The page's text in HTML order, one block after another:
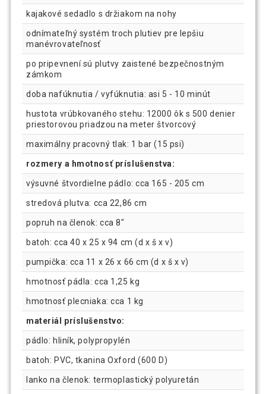
kajakové sedadlo s držiakom na nohy
odnímateľný systém troch plutiev pre lepšiu
manévrovateľnosť
po pripevnení sú plutvy zaistené bezpečnostným
zámkom
doba nafúknutia / vyfúknutia: asi 5 - 10 minút
hustota vrúbkovaného stehu: 12000 ôk s 500 denier
priestorovou priadzou na meter štvorcový
maximálny pracovný tlak: 1 bar (15 psi)
rozmery a hmotnosť príslušenstva:
výsuvné štvordielne pádlo: cca 165 - 205 cm
stredová plutva: cca 22,86 cm
popruh na členok: cca 8"
batoh: cca 40 x 25 x 94 cm (d x š x v)
pumpička: cca 11 x 26 x 66 cm (d x š x v)
hmotnosť pádla: cca 1,25 kg
hmotnosť plecniaka: cca 1 kg
materiál príslušenstvo:
pádlo: hliník, polypropylén
batoh: PVC, tkanina Oxford (600 D)
lanko na členok: termoplastický polyuretán